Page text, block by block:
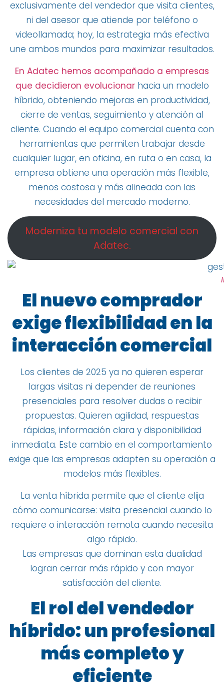
exclusivamente del vendedor que visita clientes,
ni del asesor que atiende por teléfono o
videollamada; hoy, la estrategia más efectiva
une ambos mundos para maximizar resultados.
En Adatec hemos acompañado a empresas
que decidieron evolucionarhacia un modelo
híbrido, obteniendo mejoras en productividad,
cierre de ventas, seguimiento y atención al
cliente. Cuando el equipo comercial cuenta con
herramientas que permiten trabajar desde
cualquier lugar, en oficina, en ruta o en casa, la
empresa obtiene una operación más flexible,
menos costosa y más alineada con las
necesidades del mercado moderno.
Moderniza tu modelo comercial con
Adatec.
El nuevo comprador
exige flexibilidad en la
interacción comercial
Los clientes de 2025 ya no quieren esperar
largas visitas ni depender de reuniones
presenciales para resolver dudas o recibir
propuestas. Quieren agilidad, respuestas
rápidas, información clara y disponibilidad
inmediata. Este cambio en el comportamiento
exige que las empresas adapten su operación a
modelos más flexibles.
La venta híbrida permite que el cliente elija
cómo comunicarse: visita presencial cuando lo
requiere o interacción remota cuando necesita
algo rápido.
Las empresas que dominan esta dualidad
logran cerrar más rápido y con mayor
satisfacción del cliente.
El rol del vendedor
híbrido: un profesional
más completo y
eficiente